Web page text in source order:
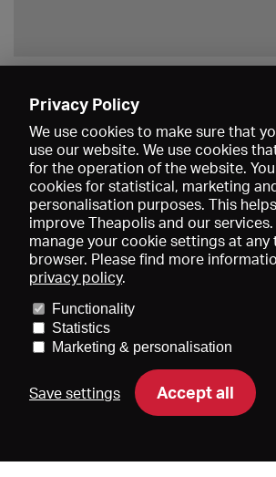
Données médiatiques
Conditions générales de vente
Contact
Aide Newsletter
Privacy Policy
We use cookies to make sure that
use our website. We use cookies
for the operation of the website.
cookies for statistical, marketing
personalisation purposes. This
improve Theapolis and our services.
manage your cookie settings at any
browser. Please find more
privacy policy.
Functionality
Statistics
Marketing & personalisation
Save settings Accept all